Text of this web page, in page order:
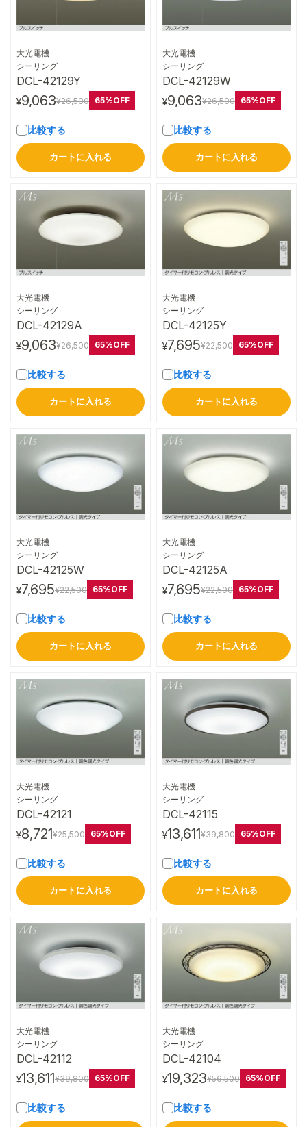
大光電機
シーリング
DCL-42129Y
¥9,063¥26,500 65%OFF
比較する
カートに入れる
大光電機
シーリング
DCL-42129W
¥9,063¥26,500 65%OFF
比較する
カートに入れる
大光電機
シーリング
DCL-42129A
¥9,063¥26,500 65%OFF
比較する
カートに入れる
大光電機
シーリング
DCL-42125Y
¥7,695¥22,500 65%OFF
比較する
カートに入れる
大光電機
シーリング
DCL-42125W
¥7,695¥22,500 65%OFF
比較する
カートに入れる
大光電機
シーリング
DCL-42125A
¥7,695¥22,500 65%OFF
比較する
カートに入れる
大光電機
シーリング
DCL-42121
¥8,721¥25,500 65%OFF
比較する
カートに入れる
大光電機
シーリング
DCL-42115
¥13,611¥39,800 65%OFF
比較する
カートに入れる
大光電機
シーリング
DCL-42112
¥13,611¥39,800 65%OFF
比較する
大光電機
シーリング
DCL-42104
¥19,323¥56,500 65%OFF
比較する